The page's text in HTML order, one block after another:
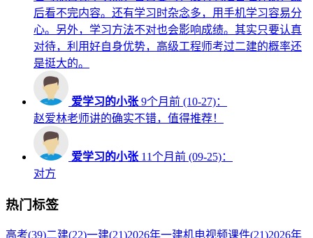
后看不完内容。还有学习时杂念多，用手机学习容易分
心。另外，学习方法不对也会影响成绩。其实只要认真
对待，利用好自身优势，高级工程师考过二建的概率还
是挺大的。
爱学习的小张 9个月前 (10-27)：
赵爱林老师讲的确实不错，值得推荐！
爱学习的小张 11个月前 (09-25)：
对方
热门标签
高考(39)二建(22)一建(21)2026年一建机电视频课件(21)2026年